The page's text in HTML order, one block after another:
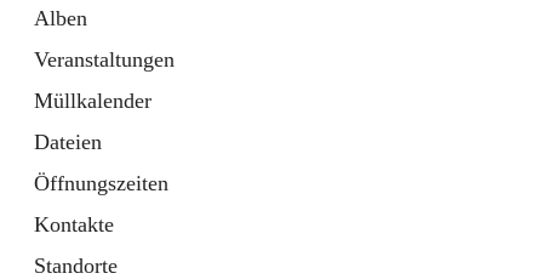
Alben
Veranstaltungen
Müllkalender
Dateien
Öffnungszeiten
Kontakte
Standorte